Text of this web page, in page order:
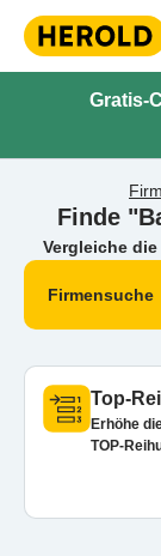
Gratis-
Finde
Vergleiche
Firmensuche
Top-
Erhöhe
TOP-